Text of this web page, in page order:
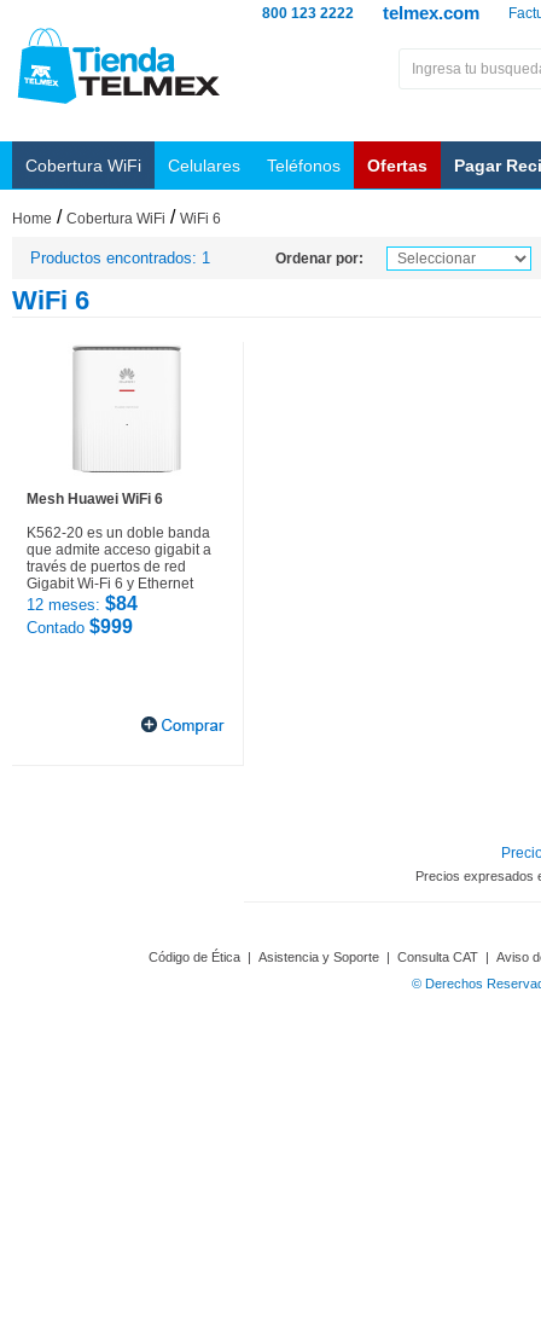
telmex.com
800 123 2222
Cobertura WiFi Celulares Teléfonos Ofertas Pagar
Home / Cobertura WiFi / WiFi 6
Productos encontrados: 1 Ordenar por:
WiFi 6
Mesh Huawei WiFi 6
K562-20 es un doble banda
que admite acceso gigabit a
través de puertos de red
Gigabit Wi-Fi 6 y Ethernet
12 meses: $84
Contado $999
Precios expresados
Código de Ética | Asistencia y Soporte | Consulta CAT | Aviso
© Derechos